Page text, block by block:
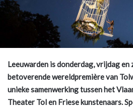
Leeuwarden is donderdag, vrijdag en
betoverende wereldpremière van
unieke samenwerking tussen het
Theater Tol en Friese kunstenaars.